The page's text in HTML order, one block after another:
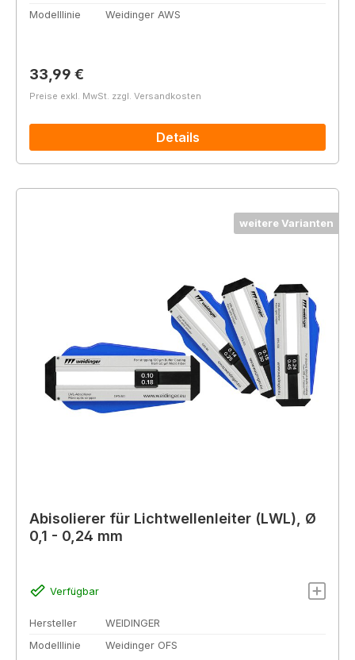
Modelllinie
Weidinger AWS
Regulärer Preis:
33,99 €
Preise exkl. MwSt. zzgl. Versandkosten
Details
weitere Varianten
Abisolierer für Lichtwellenleiter (LWL), Ø
0,1 - 0,24 mm
Verfügbar
Hersteller
WEIDINGER
Modelllinie
Weidinger OFS